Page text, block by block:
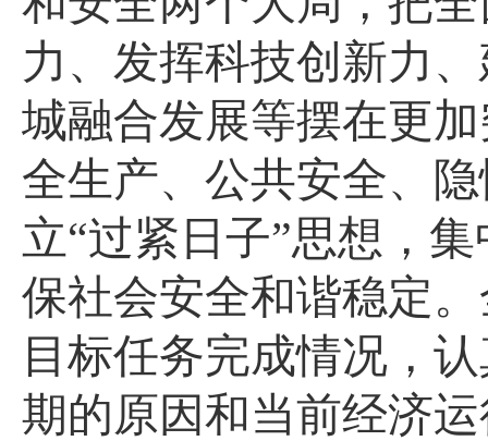
力、发挥科技创新力
城融合发展等摆在更
全生产、公共安全、
立“过紧日子”思想，
保社会安全和谐稳定。
目标任务完成情况，
期的原因和当前经济